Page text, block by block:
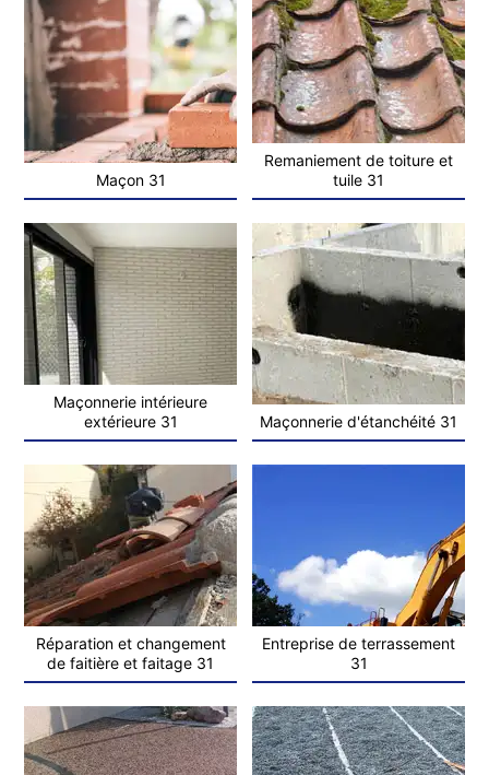
Maçon 31
Remaniement de toiture et
tuile 31
Maçonnerie intérieure
extérieure 31
Maçonnerie d'étanchéité 31
Réparation et changement
de faitière et faitage 31
Entreprise de terrassement
31